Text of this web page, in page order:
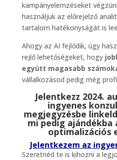
kampányelemzéseket
használjuk az előrejelző
tartalom hatékonyságát is
Ahogy az AI fejlődik, úgy
rejlő lehetőségeket, hogy
együtt magasabb
vállalkozásod pedig még
Jelentkezz 2024.
ingyenes
megjegyzésbe
mi pedig ajándékba
optimalizációs
Jelentkezem az
Szeretnéd te is kihozni a